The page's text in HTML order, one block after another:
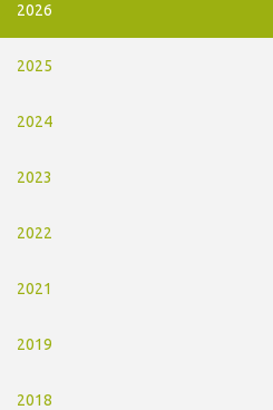
2026
2025
2024
2023
2022
2021
2019
2018